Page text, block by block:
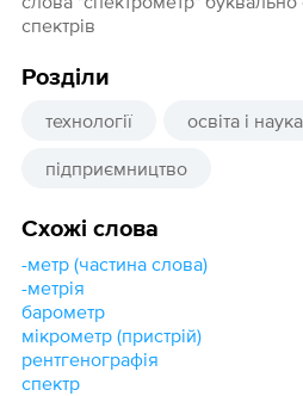
спектрів
Розділи
технології освіта і наука
підприємництво
Схожі слова
-метр (частина слова)
-метрія
барометр
мікрометр (пристрій)
рентгенографія
спектр